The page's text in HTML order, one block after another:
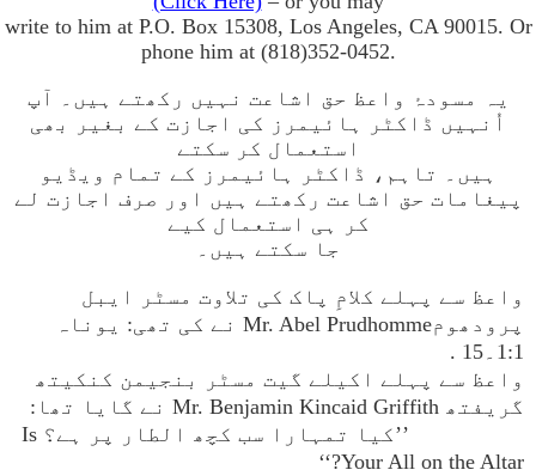
write to him at P.O. Box 15308, Los Angeles, CA 90015. Or
phone him at (818)352-0452.
یہ مسودۂ واعظ حق اشاعت نہیں رکھتے ہیں۔ آپ
اُنہیں ڈاکٹر ہائیمرز کی اجازت کے بغیر بھی
استعمال کر سکتے
ہیں۔ تاہم، ڈاکٹر ہائیمرز کے تمام ویڈیو
پیغامات حق اشاعت رکھتے ہیں اور صرف اجازت لے
کر ہی استعمال کیے
جا سکتے ہیں۔
واعظ سے پہلے کلامِ پاک کی تلاوت مسٹر ایبل
پرودھومMr. Abel Prudhomme نے کی تھی: یوناہ
1:1۔15 .
واعظ سے پہلے اکیلے گیت مسٹر بنجیمن کنکیتھ
گریفتھ Mr. Benjamin Kincaid Griffith نے گایا تھا:
’’کیا تمہارا سب کچھ الطار پر ہے؟ Is
Your All on the Altar?‘‘